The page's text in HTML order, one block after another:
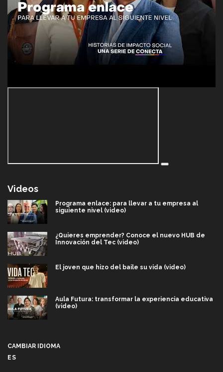
Videos
Programa enlace: para llevar a tu empresa al
siguiente nivel (video)
¿Quieres emprender? Conoce el nuevo HUB de
Innovación del Tec (video)
El joven que hizo del baile su vida (video)
Aula Futura: transformar la experiencia educativa
(video)
CAMBIAR IDIOMA
ES